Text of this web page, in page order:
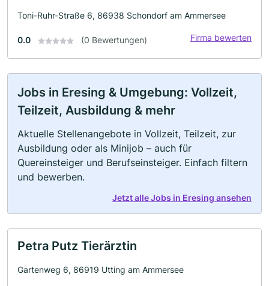
Toni-Ruhr-Straße 6, 86938 Schondorf am Ammersee
0.0 (0 Bewertungen) Firma bewerten
Jobs in Eresing & Umgebung: Vollzeit,
Teilzeit, Ausbildung & mehr
Aktuelle Stellenangebote in Vollzeit, Teilzeit, zur
Ausbildung oder als Minijob – auch für
Quereinsteiger und Berufseinsteiger. Einfach filtern
und bewerben.
Jetzt alle Jobs in Eresing ansehen
Petra Putz Tierärztin
Gartenweg 6, 86919 Utting am Ammersee